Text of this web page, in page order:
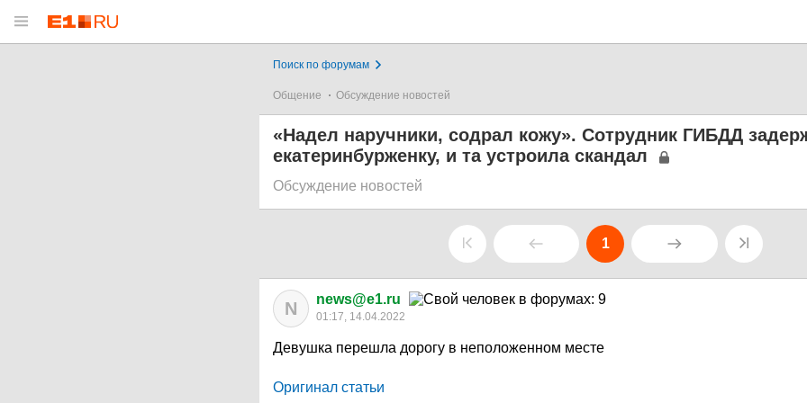
Поиск по форумам
Общение Обсуждение новостей
«Надел наручники, содрал кожу». Сотрудник ГИБДД
екатеринбурженку, и та устроила скандал
Обсуждение новостей
1
N news@e1.ru
01:17, 14.04.2022
Девушка перешла дорогу в неположенном месте
Оригинал статьи